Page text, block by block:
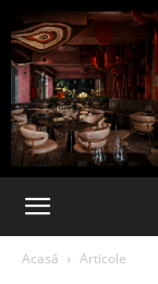
Acasă Articole